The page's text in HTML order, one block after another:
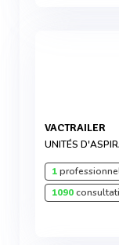
VACTRAILER
UNITÉS
1
1090